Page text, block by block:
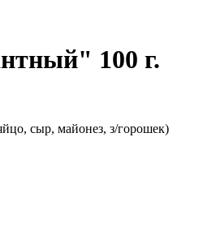
100 г.
сыр, майонез, з/горошек)